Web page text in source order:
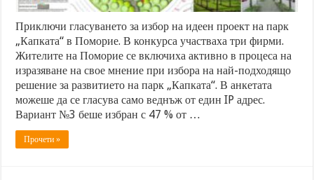
Приключи гласуването за избор на идеен проект на парк
„Капката“ в Поморие. В конкурса участваха три фирми.
Жителите на Поморие се включиха активно в процеса на
изразяване на свое мнение при избора на най-подходящо
решение за развитието на парк „Капката“. В анкетата
можеше да се гласува само веднъж от един IP адрес.
Вариант №3 беше избран с 47 % от …
Прочети »